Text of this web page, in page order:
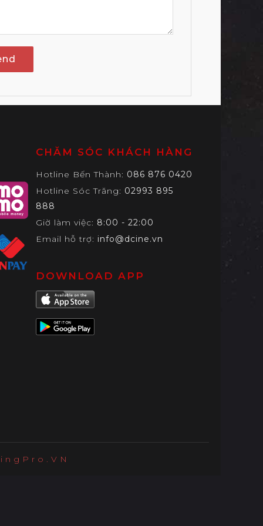
CHĂM SÓC KHÁCH HÀNG
Hotline Bến Thành: 086 876 0420
Hotline Sóc Trăng: 02993 895
888
Giờ làm việc: 8:00 - 22:00
Email hỗ trợ: info@dcine.vn
DOWNLOAD APP